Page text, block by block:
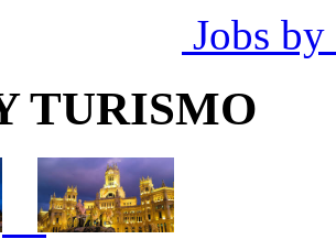
Jobs by
TURISMO